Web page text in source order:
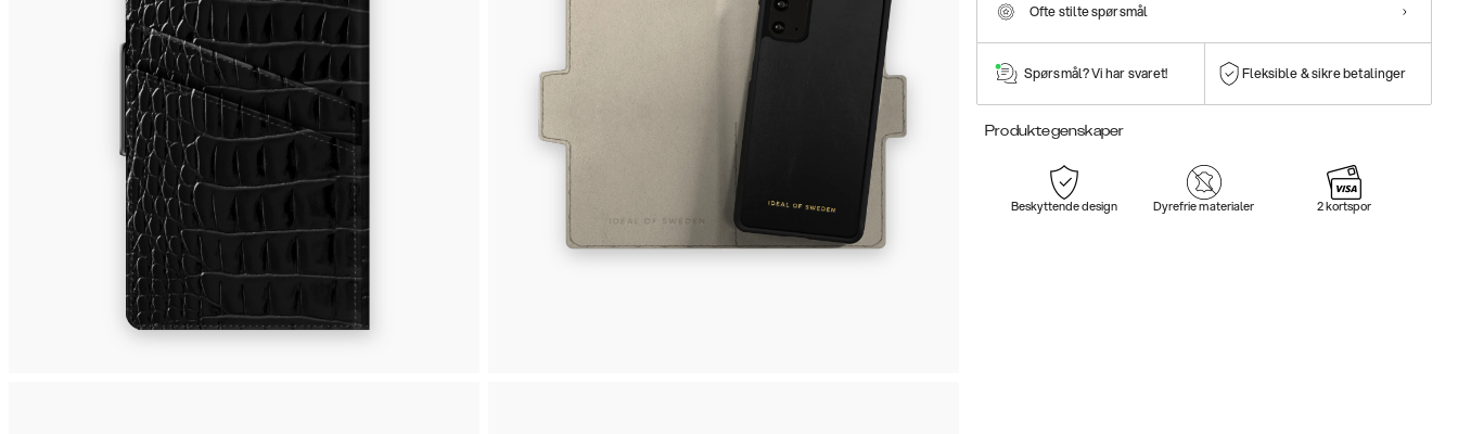
Ofte stilte spørsmål
Spørsmål? Vi har svaret! Fleksible & sikre betalinger
Produktegenskaper
Beskyttende design Dyrefrie materialer 2 kortspor